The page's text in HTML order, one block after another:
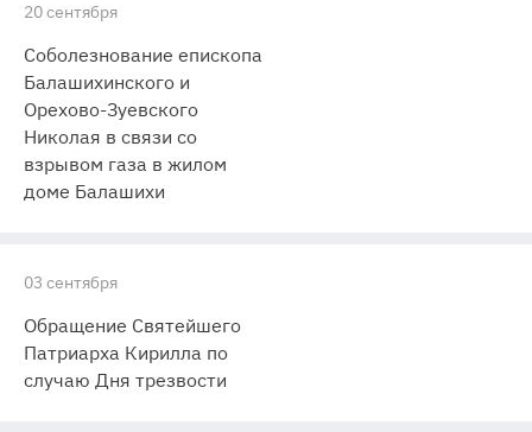
20 сентября
Соболезнование епископа
Балашихинского и
Орехово-Зуевского
Николая в связи со
взрывом газа в жилом
доме Балашихи
03 сентября
Обращение Святейшего
Патриарха Кирилла по
случаю Дня трезвости